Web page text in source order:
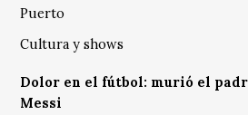
Puerto
Cultura y shows
Dolor en el fútbol: murió el
Messi